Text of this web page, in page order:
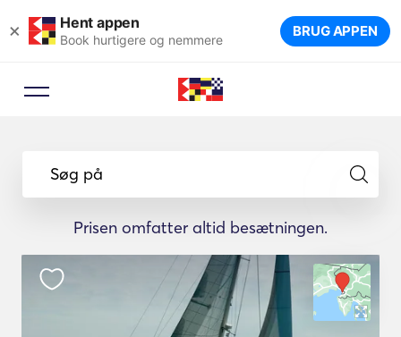
× Hent appen
Book hurtigere og nemmere BRUG APPEN
Søg på
Prisen omfatter altid besætningen.
Lad en rejseekspert foreslå de
ideelle lystbåde til din rejse.